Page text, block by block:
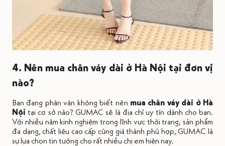
4. Nên mua chân váy dài ở Hà Nội tại đơn vị
nào?
Bạn đang phân vân không biết nên mua chân váy dài ở Hà
Nội tại cơ sở nào? GUMAC sẽ là địa chỉ uy tín dành cho bạn.
Với nhiều năm kinh nghiệm trong lĩnh vực thời trang, sản phẩm
đa dạng, chất liệu cao cấp cùng giá thành phù hợp, GUMAC là
sự lựa chọn tin tưởng cho rất nhiều chị em hiện nay.